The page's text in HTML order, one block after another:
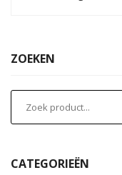
ZOEKEN
CATEGORIEËN